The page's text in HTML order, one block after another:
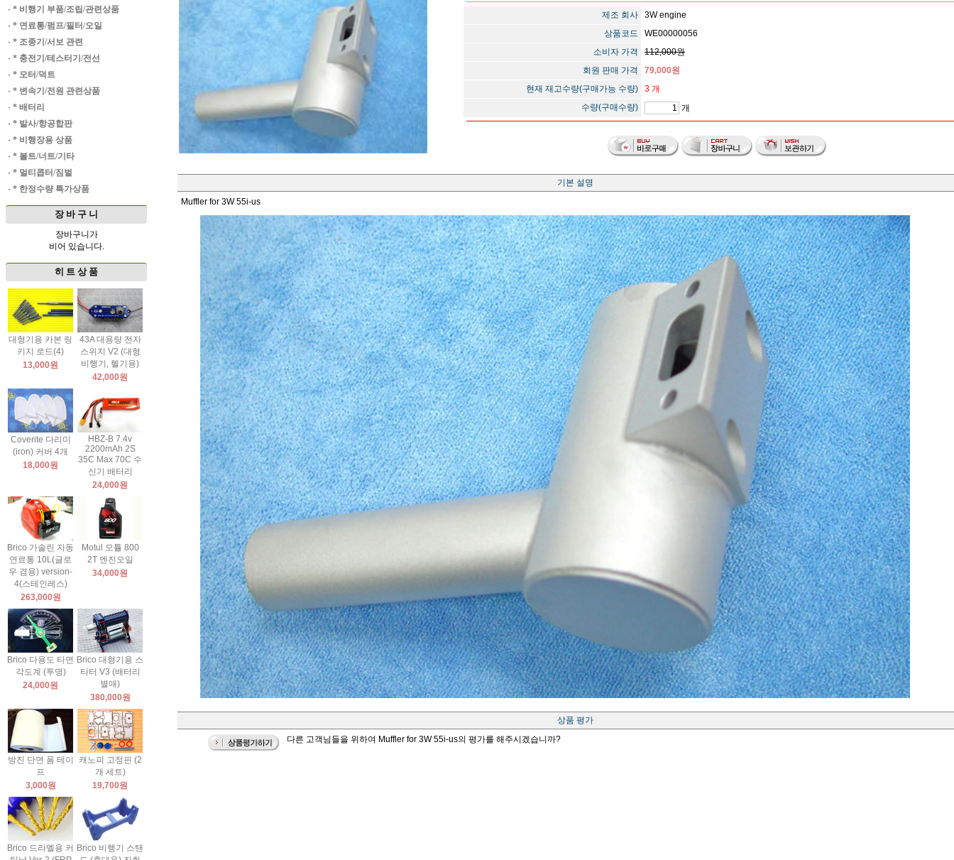
· * 비행기 부품/조립/관련상품
· * 연료통/펌프/필터/오일
· * 조종기/서보 관련
· * 충전기/테스터기/전선
· * 모터/덕트
· * 변속기/전원 관련상품
· * 배터리
· * 발사/항공합판
· * 비행장용 상품
· * 볼트/너트/기타
· * 멀티콥터/짐벌
· * 한정수량 특가상품
장 바 구 니
장바구니가
비어 있습니다.
히 트 상 품
대형기용 카본 링
키지 로드(4)
13,000원
43A 대용량 전자
스위치 V2 (대형
비행기, 헬기용)
42,000원
Coverite 다리미
(iron) 커버 4개
18,000원
HBZ-B 7.4v
2200mAh 2S
35C Max 70C 수
신기 배터리
24,000원
Brico 가솔린 자동
연료통 10L(글로
우 겸용) version-
4(스테인레스)
263,000원
Motul 모튤 800
2T 엔진오일
34,000원
Brico 다용도 타면
각도계 (투명)
24,000원
Brico 대형기용 스
타터 V3 (배터리
별매)
380,000원
방진 단면 폼 테이
프
3,000원
캐노피 고정핀 (2
개 세트)
19,700원
Brico 드라멜용 커
Brico 비행기 스탠
제조 회사
3W engine
상품코드
WE00000056
소비자 가격
112,000원
회원 판매 가격
79,000원
현재 재고수량(구매가능 수량)
3 개
수량(구매수량)
개
기본 설명
Muffler for 3W 55i-us
상품 평가
다른 고객님들을 위하여 Muffler for 3W 55i-us의 평가를 해주시겠습니까?